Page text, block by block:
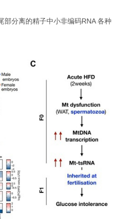
部分离的精子中小非编码RNA 各种